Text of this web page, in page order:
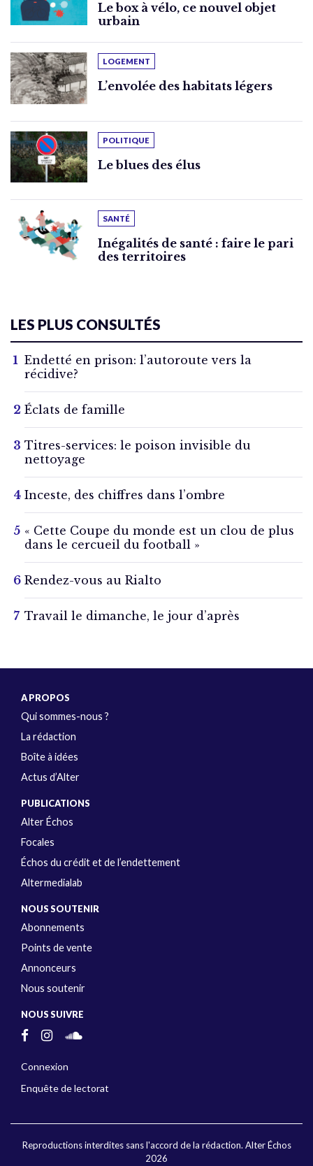
Le box à vélo, ce nouvel objet
urbain
LOGEMENT
L’envolée des habitats légers
POLITIQUE
Le blues des élus
SANTÉ
Inégalités de santé : faire le pari
des territoires
LES PLUS CONSULTÉS
Endetté en prison: l’autoroute vers la
récidive?
Éclats de famille
Titres-services: le poison invisible du
nettoyage
Inceste, des chiffres dans l’ombre
« Cette Coupe du monde est un clou de plus
dans le cercueil du football »
Rendez-vous au Rialto
Travail le dimanche, le jour d’après
A PROPOS
Qui sommes-nous ?
La rédaction
Boîte à idées
Actus d’Alter
PUBLICATIONS
Alter Échos
Focales
Échos du crédit et de l’endettement
Altermedialab
NOUS SOUTENIR
Abonnements
Points de vente
Annonceurs
Nous soutenir
NOUS SUIVRE
Connexion
Enquête de lectorat
Reproductions interdites sans l'accord de la rédaction. Alter Échos
2026